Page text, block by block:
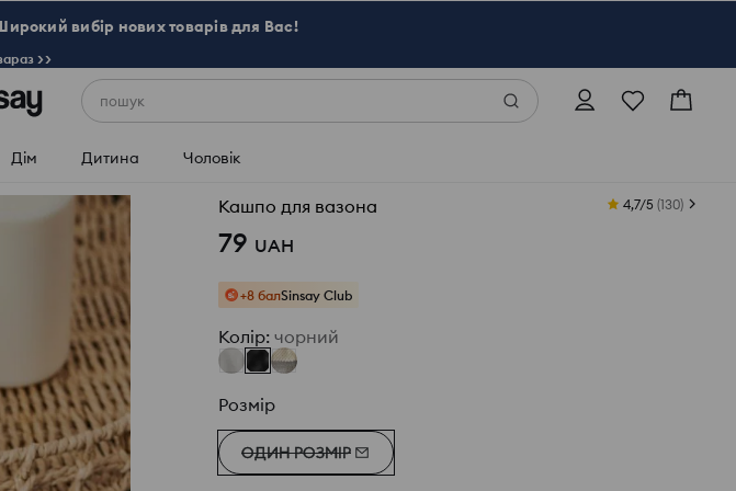
вибір нових товарів для Вас!
>>
пошук
Дім Дитина Чоловік
Кашпо для вазона 4,7/5 (130)
79 UAH
+8 балSinsay Club
Колір: чорний
Розмір
ОДИН РОЗМІР